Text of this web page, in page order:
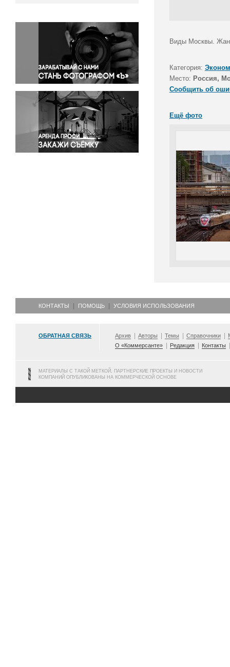
Окружающая среда
Политика
Правосудие
Происшествия и конфликты
Религия
Светская жизнь
Спорт
Экология
Экономика и бизнес
Виды Москвы.
Категория:
Место: Россия,
Сообщить об
Ещё фото
КОНТАКТЫ ПОМОЩЬ УСЛОВИЯ ИСПОЛЬЗОВАНИЯ
ОБРАТНАЯ СВЯЗЬ Архив Авторы Темы Справочники
О «Коммерсанте»
Редакция Контакты
МАТЕРИАЛЫ С ТАКОЙ МЕТКОЙ, ПАРТНЕРСКИЕ ПРОЕКТЫ И НОВОСТИ
КОМПАНИЙ ОПУБЛИКОВАНЫ НА КОММЕРЧЕСКОЙ ОСНОВЕ